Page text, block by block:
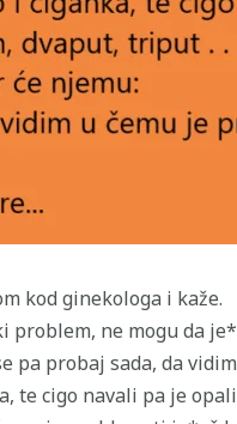
kod ginekologa i kaže.
problem, ne mogu da
pa probaj sada, da
te cigo navali pa je